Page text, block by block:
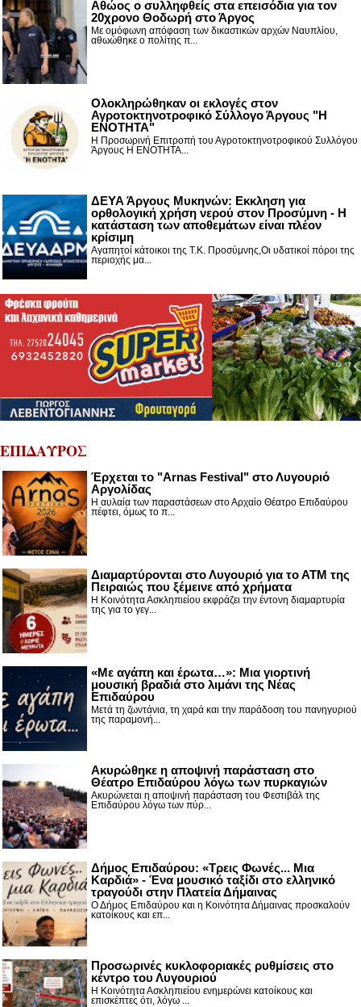
Αθώος ο συλληφθείς στα επεισόδια για τον
20χρονο Θοδωρή στο Άργος
Με ομόφωνη απόφαση των δικαστικών αρχών Ναυπλίου,
αθωώθηκε ο πολίτης π...
Ολοκληρώθηκαν οι εκλογές στον
Αγροτοκτηνοτροφικό Σύλλογο Άργους "Η
ΕΝΟΤΗΤΑ"
Η Προσωρινή Επιτροπή του Αγροτοκτηνοτροφικού Συλλόγου
Άργους Η ΕΝΟΤΗΤΑ...
ΔΕΥΑ Άργους Μυκηνών: Εκκληση για
ορθολογική χρήση νερού στον Προσύμνη - Η
κατάσταση των αποθεμάτων είναι πλέον
κρίσιμη
Αγαπητοί κάτοικοι της Τ.Κ. Προσύμνης,Οι υδατικοί πόροι της
περιοχής μα...
ΕΠΙΔΑΥΡΟΣ
Έρχεται το "Arnas Festival" στο Λυγουριό
Αργολίδας
Η αυλαία των παραστάσεων στο Αρχαίο Θέατρο Επιδαύρου
πέφτει, όμως το π...
Διαμαρτύρονται στο Λυγουριό για το ΑΤΜ της
Πειραιώς που ξέμεινε από χρήματα
Η Κοινότητα Ασκληπιείου εκφράζει την έντονη διαμαρτυρία
της για το γεγ...
«Με αγάπη και έρωτα…»: Μια γιορτινή
μουσική βραδιά στο λιμάνι της Νέας
Επιδαύρου
Μετά τη ζωντάνια, τη χαρά και την παράδοση του πανηγυριού
της παραμονή...
Ακυρώθηκε η αποψινή παράσταση στο
Θέατρο Επιδαύρου λόγω των πυρκαγιών
Ακυρώνεται η αποψινή παράσταση του Φεστιβάλ της
Επιδαύρου λόγω των πύρ...
Δήμος Επιδαύρου: «Τρεις Φωνές... Μια
Καρδιά» - Ένα μουσικό ταξίδι στο ελληνικό
τραγούδι στην Πλατεία Δήμαινας
Ο Δήμος Επιδαύρου και η Κοινότητα Δήμαινας προσκαλούν
κατοίκους και επ...
Προσωρινές κυκλοφοριακές ρυθμίσεις στο
κέντρο του Λυγουριού
Η Κοινότητα Ασκληπιείου ενημερώνει κατοίκους και
επισκέπτες ότι, λόγω ...